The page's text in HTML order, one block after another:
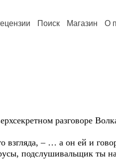
Поиск Магазин О
разговоре
– … а он ей и
подслушивальщик ты